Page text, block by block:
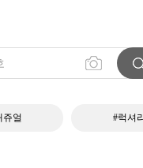
쥬얼 #럭셔